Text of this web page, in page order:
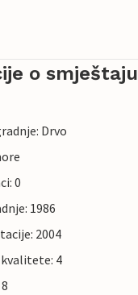
o smještaju
Drvo
0
1986
2004
kvalitete: 4